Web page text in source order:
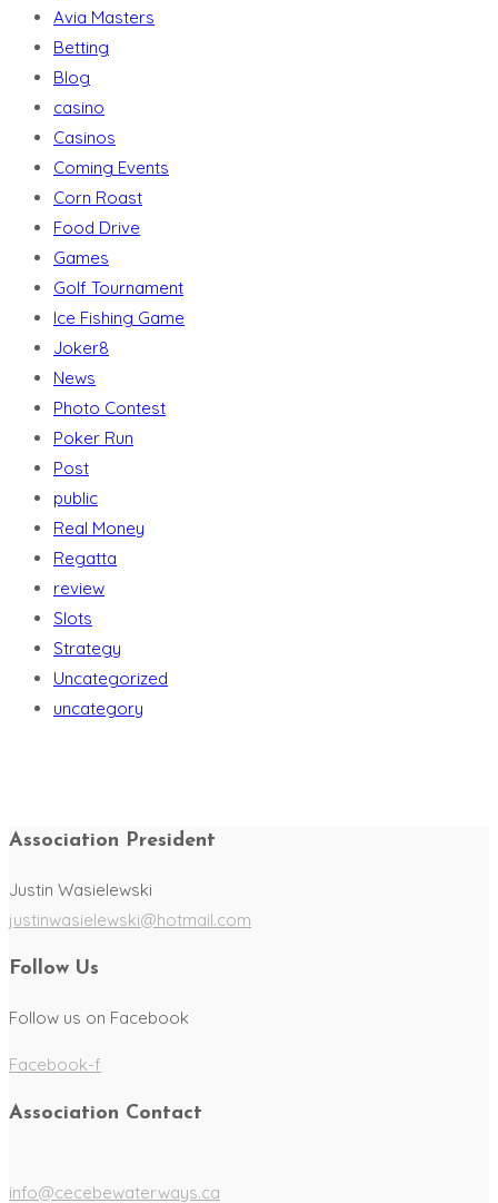
Avia Masters
Betting
Blog
casino
Casinos
Coming Events
Corn Roast
Food Drive
Games
Golf Tournament
Ice Fishing Game
Joker8
News
Photo Contest
Poker Run
Post
public
Real Money
Regatta
review
Slots
Strategy
Uncategorized
uncategory
Association President
Justin Wasielewski
justinwasielewski@hotmail.com
Follow Us
Follow us on Facebook
Facebook-f
Association Contact
info@cecebewaterways.ca